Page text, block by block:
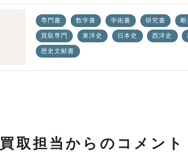
専門書 数学書 学術書 研究書 断
買取専門 東洋史 日本史 西洋史
歴史文献書
買取担当からのコメント